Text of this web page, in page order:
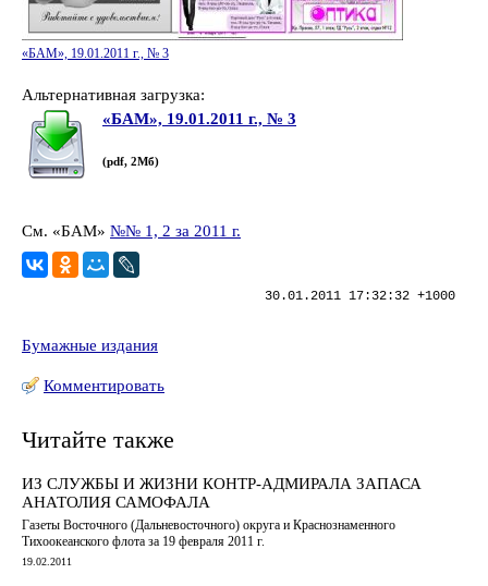
«БАМ», 19.01.2011 г., № 3
Альтернативная загрузка:
«БАМ», 19.01.2011 г., № 3
(pdf, 2Мб)
См. «БАМ» №№ 1, 2 за 2011 г.
30.01.2011 17:32:32 +1000
Бумажные издания
Комментировать
Читайте также
ИЗ СЛУЖБЫ И ЖИЗНИ КОНТР-АДМИРАЛА ЗАПАСА
АНАТОЛИЯ САМОФАЛА
Газеты Восточного (Дальневосточного) округа и Краснознаменного
Тихоокеанского флота за 19 февраля 2011 г.
19.02.2011